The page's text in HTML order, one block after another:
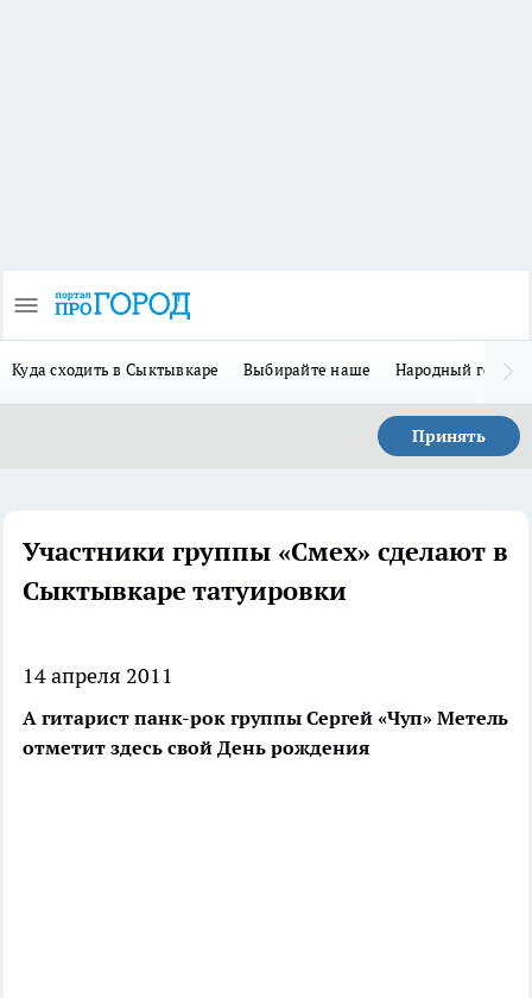
Куда сходить в Сыктывкаре Выбирайте наше Народный герой
Принять
Участники группы «Смех» сделают в
Сыктывкаре татуировки
14 апреля 2011
А гитарист панк-рок группы Сергей «Чуп» Метель
отметит здесь свой День рождения